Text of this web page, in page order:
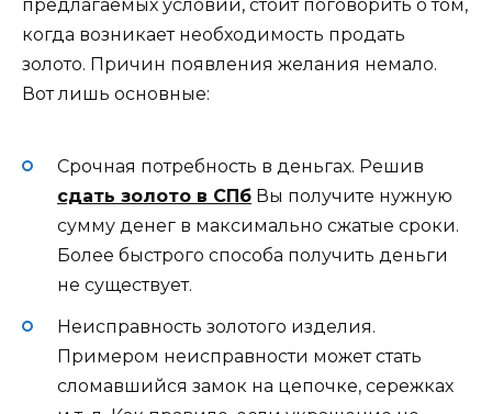
предлагаемых условий, стоит поговорить о том,
когда возникает необходимость продать
золото. Причин появления желания немало.
Вот лишь основные:
Срочная потребность в деньгах. Решив
сдать золото в СПб Вы получите нужную
сумму денег в максимально сжатые сроки.
Более быстрого способа получить деньги
не существует.
Неисправность золотого изделия.
Примером неисправности может стать
сломавшийся замок на цепочке, сережках